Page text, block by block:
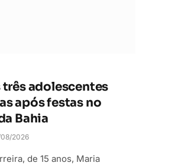
três adolescentes
após festas no
Bahia
2026
de 15 anos, Maria